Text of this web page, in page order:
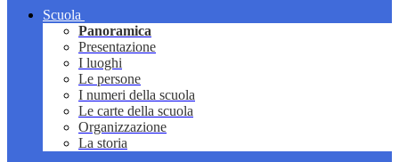
Scuola
Panoramica
Presentazione
I luoghi
Le persone
I numeri della scuola
Le carte della scuola
Organizzazione
La storia